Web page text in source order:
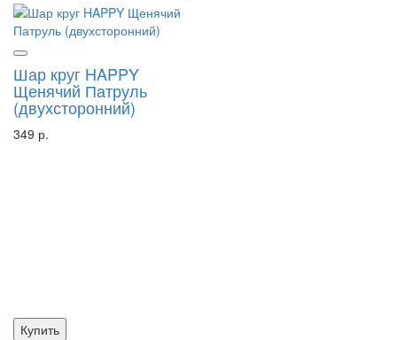
Шар круг HAPPY
Щенячий Патруль
(двухсторонний)
349 р.
Купить